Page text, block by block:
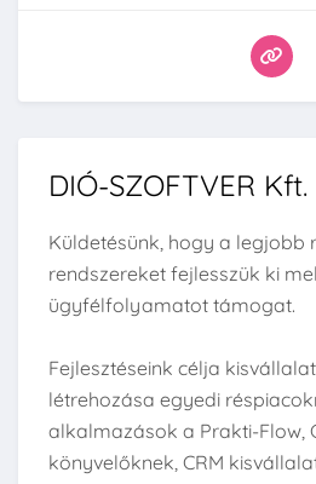
DIÓ-SZOFTVER
Küldetésünk, hogy a legjobb
rendszereket fejlesszük ki
ügyfélfolyamatot támogat.
Fejlesztéseink célja
létrehozása egyedi
alkalmazások a Prakti-Flow,
könyvelőknek, CRM